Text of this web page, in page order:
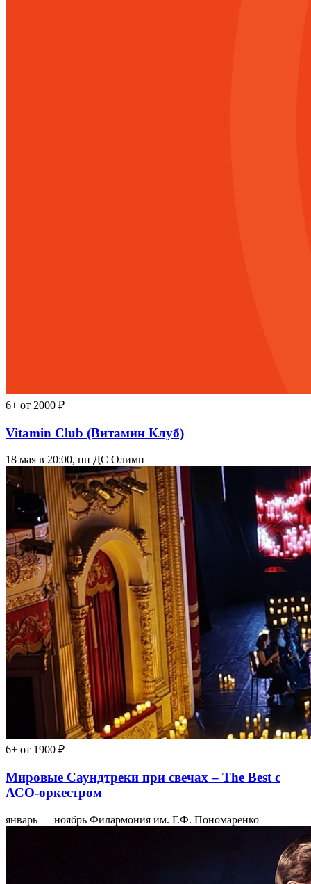
6+ от 2000 ₽
Vitamin Club (Витамин Клуб)
18 мая в 20:00, пн ДС Олимп
6+ от 1900 ₽
Мировые Саундтреки при свечах – The Best с
АСО-оркестром
январь — ноябрь Филармония им. Г.Ф. Пономаренко